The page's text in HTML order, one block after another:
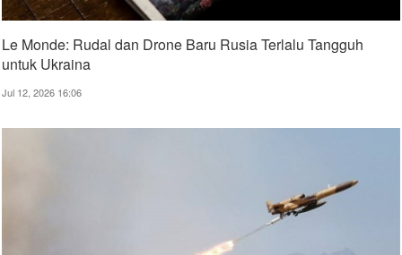
Le Monde: Rudal dan Drone Baru Rusia Terlalu Tangguh
untuk Ukraina
Jul 12, 2026 16:06